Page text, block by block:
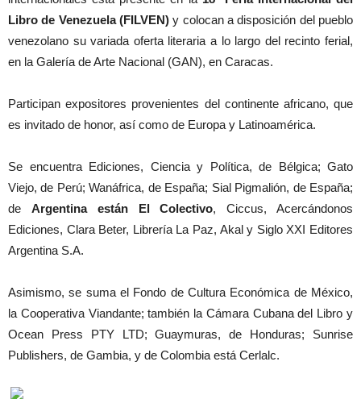
Libro de Venezuela (FILVEN) y colocan a disposición del pueblo
venezolano su variada oferta literaria a lo largo del recinto ferial,
en la Galería de Arte Nacional (GAN), en Caracas.
Participan expositores provenientes del continente africano, que
es invitado de honor, así como de Europa y Latinoamérica.
Se encuentra Ediciones, Ciencia y Política, de Bélgica; Gato
Viejo, de Perú; Wanáfrica, de España; Sial Pigmalión, de España;
de Argentina están El Colectivo, Ciccus, Acercándonos
Ediciones, Clara Beter, Librería La Paz, Akal y Siglo XXI Editores
Argentina S.A.
Asimismo, se suma el Fondo de Cultura Económica de México,
la Cooperativa Viandante; también la Cámara Cubana del Libro y
Ocean Press PTY LTD; Guaymuras, de Honduras; Sunrise
Publishers, de Gambia, y de Colombia está Cerlalc.